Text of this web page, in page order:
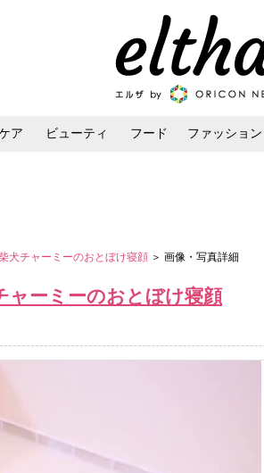
ア ビューティ フード ファッション
犬チャーミーのおとぼけ寝顔 ＞ 画像・写真詳細
ーミーのおとぼけ寝顔